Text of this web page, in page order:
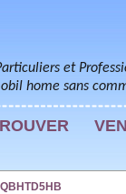
et
home sans